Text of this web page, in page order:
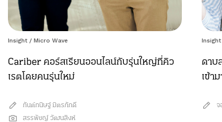
Insight / Micro Wave
Cariber คอร์สเรียนออนไลน์กับรุ่นใหญ่ที่คิว
เรตโดยคนรุ่นใหม่
กันต์กนิษฐ์ มิตรภักดี
สรรพัชญ์ วัฒนสิงห์
Insight
ดาบ
เข้า